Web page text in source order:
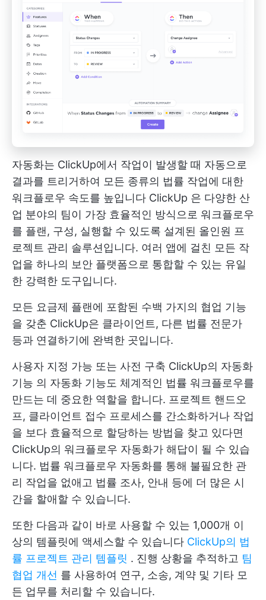
자동화는 ClickUp에서 작업이 발생할 때 자동으로
결과를 트리거하여 모든 종류의 법률 작업에 대한
워크플로우 속도를 높입니다 ClickUp 은 다양한 산
업 분야의 팀이 가장 효율적인 방식으로 워크플로우
를 플랜, 구성, 실행할 수 있도록 설계된 올인원 프
로젝트 관리 솔루션입니다. 여러 앱에 걸친 모든 작
업을 하나의 보안 플랫폼으로 통합할 수 있는 유일
한 강력한 도구입니다.
모든 요금제 플랜에 포함된 수백 가지의 협업 기능
을 갖춘 ClickUp은 클라이언트, 다른 법률 전문가
등과 연결하기에 완벽한 곳입니다.
사용자 지정 가능 또는 사전 구축 ClickUp의 자동화
기능 의 자동화 기능도 체계적인 법률 워크플로우를
만드는 데 중요한 역할을 합니다. 프로젝트 핸드오
프, 클라이언트 접수 프로세스를 간소화하거나 작업
을 보다 효율적으로 할당하는 방법을 찾고 있다면
ClickUp의 워크플로우 자동화가 해답이 될 수 있습
니다. 법률 워크플로우 자동화를 통해 불필요한 관
리 작업을 없애고 법률 조사, 안내 등에 더 많은 시
간을 할애할 수 있습니다.
또한 다음과 같이 바로 사용할 수 있는 1,000개 이
상의 템플릿에 액세스할 수 있습니다 ClickUp의 법
률 프로젝트 관리 템플릿 . 진행 상황을 추적하고 팀
협업 개선 를 사용하여 연구, 소송, 계약 및 기타 모
든 업무를 처리할 수 있습니다.